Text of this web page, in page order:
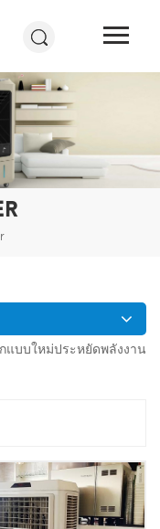
แบบใหม่ประหยัดพลังงาน